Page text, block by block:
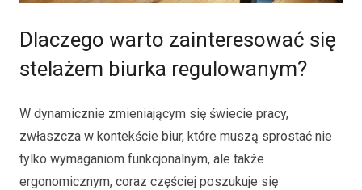
Dlaczego warto zainteresować się
stelażem biurka regulowanym?
W dynamicznie zmieniającym się świecie pracy,
zwłaszcza w kontekście biur, które muszą sprostać nie
tylko wymaganiom funkcjonalnym, ale także
ergonomicznym, coraz częściej poszukuje się